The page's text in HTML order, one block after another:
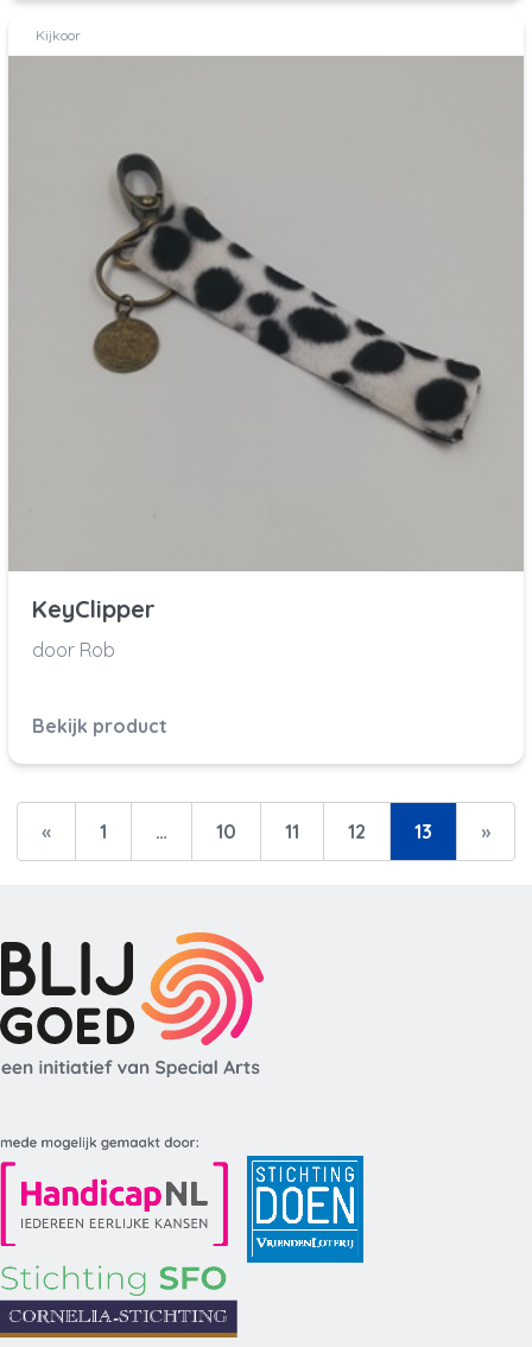
Kijkoor
KeyClipper
door Rob
Bekijk product
« 1 … 10 11 12 13 »